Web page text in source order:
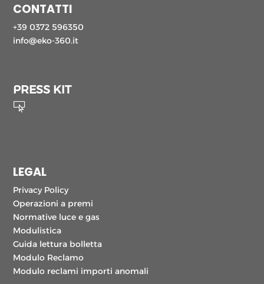
CONTATTI
+39 0372 596350
info@eko-360.it
PRESS KIT

LEGAL
Privacy Policy
Operazioni a premi
Normative luce e gas
Modulistica
Guida lettura bolletta
Modulo Reclamo
Modulo reclami importi anomali